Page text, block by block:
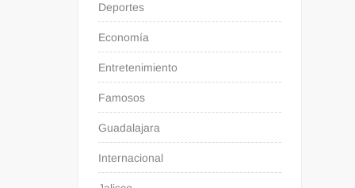
Deportes
Economía
Entretenimiento
Famosos
Guadalajara
Internacional